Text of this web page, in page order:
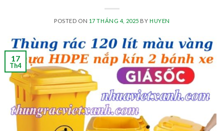
POSTED ON 17 THÁNG 4, 2025 BY HUYEN
17
Th4